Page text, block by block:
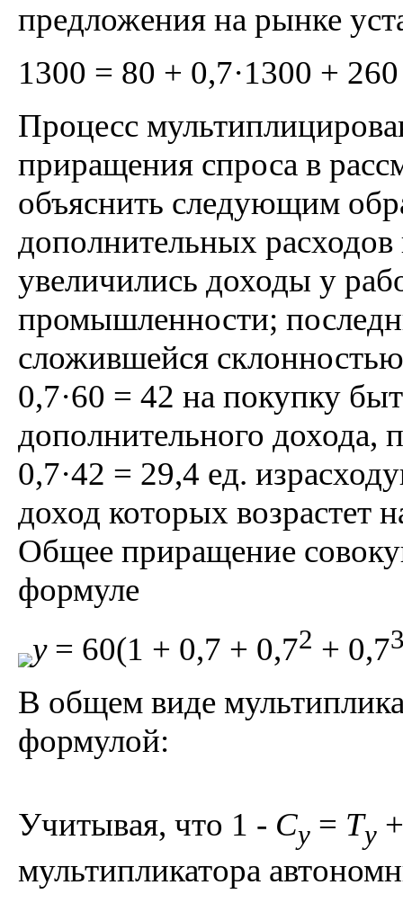
предложения на рынке
1300 = 80 + 0,7·1300 +
Процесс
приращения спроса в
объяснить следующим
дополнительных расходов
увеличились доходы у
промышленности;
сложившейся
0,7·60 = 42 на покупку
дополнительного дохода,
0,7·42 = 29,4 ед.
доход которых возрастет
Общее приращение
формуле
y= 60(1 + 0,7 + 0,72 + 0,7
В общем виде
формулой:
Учитывая, что 1 - Cy = Ty
мультипликатора